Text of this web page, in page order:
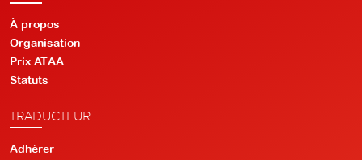
À propos
Organisation
Prix ATAA
Statuts
TRADUCTEUR
Adhérer